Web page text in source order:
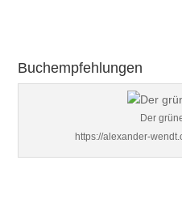
Buchempfehlungen
Der
https://alexander-